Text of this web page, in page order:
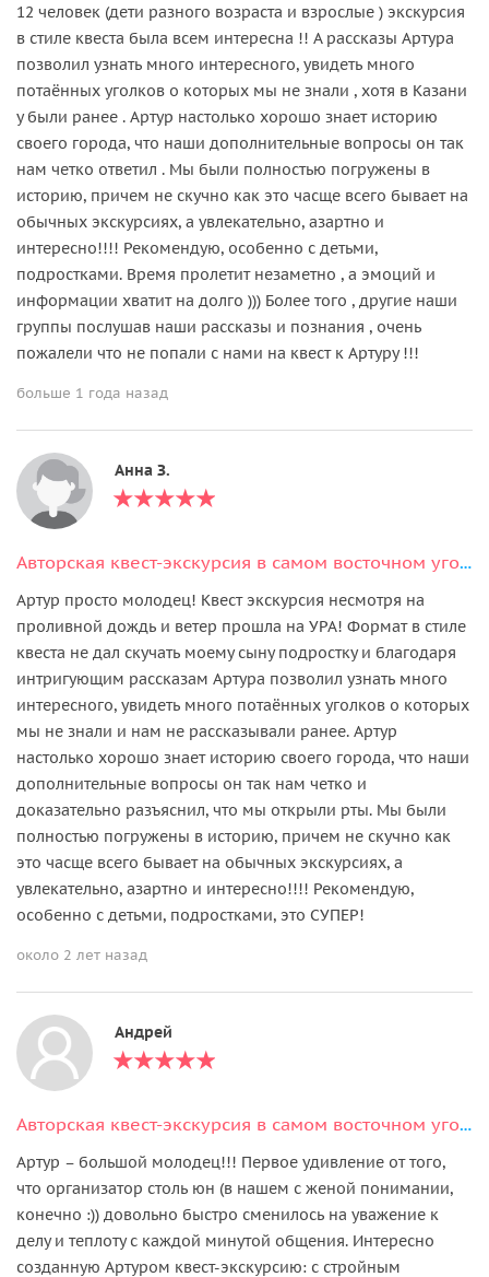
12 человек (дети разного возраста и взрослые ) экскурсия
в стиле квеста была всем интересна !! А рассказы Артура
позволил узнать много интересного, увидеть много
потаённых уголков о которых мы не знали , хотя в Казани
у были ранее . Артур настолько хорошо знает историю
своего города, что наши дополнительные вопросы он так
нам четко ответил . Мы были полностью погружены в
историю, причем не скучно как это часще всего бывает на
обычных экскурсиях, а увлекательно, азартно и
интересно!!!! Рекомендую, особенно с детьми,
подростками. Время пролетит незаметно , а эмоций и
информации хватит на долго ))) Более того , другие наши
группы послушав наши рассказы и познания , очень
пожалели что не попали с нами на квест к Артуру !!!
больше 1 года назад
Анна З.
Авторская квест-экскурсия в самом восточном уголке Казани
Артур просто молодец! Квест экскурсия несмотря на
проливной дождь и ветер прошла на УРА! Формат в стиле
квеста не дал скучать моему сыну подростку и благодаря
интригующим рассказам Артура позволил узнать много
интересного, увидеть много потаённых уголков о которых
мы не знали и нам не рассказывали ранее. Артур
настолько хорошо знает историю своего города, что наши
дополнительные вопросы он так нам четко и
доказательно разъяснил, что мы открыли рты. Мы были
полностью погружены в историю, причем не скучно как
это часще всего бывает на обычных экскурсиях, а
увлекательно, азартно и интересно!!!! Рекомендую,
особенно с детьми, подростками, это СУПЕР!
около 2 лет назад
Андрей
Авторская квест-экскурсия в самом восточном уголке Казани
Артур – большой молодец!!! Первое удивление от того,
что организатор столь юн (в нашем с женой понимании,
конечно :)) довольно быстро сменилось на уважение к
делу и теплоту с каждой минутой общения. Интересно
созданную Артуром квест-экскурсию: с стройным